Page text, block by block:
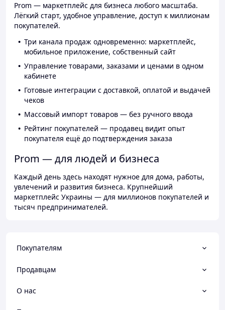
Prom — маркетплейс для бизнеса любого масштаба.
Лёгкий старт, удобное управление, доступ к миллионам
покупателей.
Три канала продаж одновременно: маркетплейс,
мобильное приложение, собственный сайт
Управление товарами, заказами и ценами в одном
кабинете
Готовые интеграции с доставкой, оплатой и выдачей
чеков
Массовый импорт товаров — без ручного ввода
Рейтинг покупателей — продавец видит опыт
покупателя ещё до подтверждения заказа
Prom — для людей и бизнеса
Каждый день здесь находят нужное для дома, работы,
увлечений и развития бизнеса. Крупнейший
маркетплейс Украины — для миллионов покупателей и
тысяч предпринимателей.
Покупателям
Продавцам
О нас